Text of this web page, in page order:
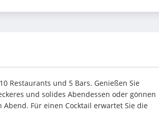
Restaurants und 5 Bars. Genießen Sie
und solides Abendessen oder gönnen
Für einen Cocktail erwartet Sie die